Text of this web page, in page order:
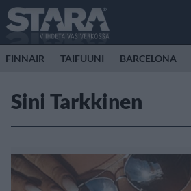
FINNAIR TAIFUUNI BARCELONA
Sini Tarkkinen